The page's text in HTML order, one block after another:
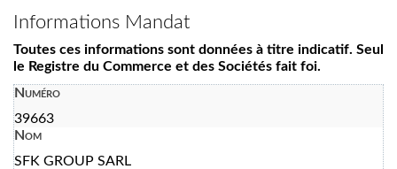
Informations Mandat
Toutes ces informations sont données à titre indicatif. Seul
le Registre du Commerce et des Sociétés fait foi.
Numéro
39663
Nom
SFK GROUP SARL